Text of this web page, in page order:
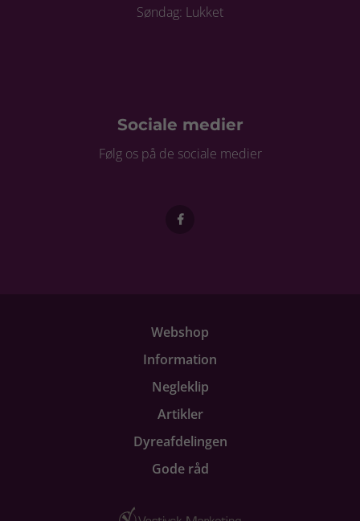
Søndag: Lukket
Sociale medier
Følg os på de sociale medier
Webshop
Information
Negleklip
Artikler
Dyreafdelingen
Gode råd